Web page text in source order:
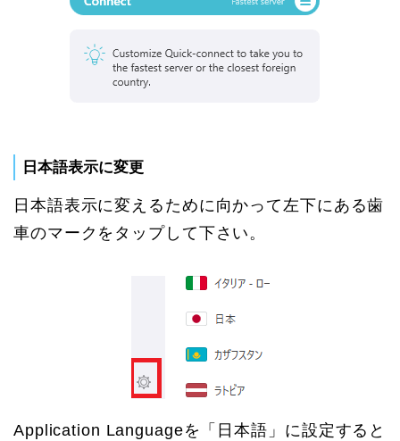
日本語表示に変更
日本語表示に変えるために向かって左下にある歯
車のマークをタップして下さい。
Application Languageを「日本語」に設定すると